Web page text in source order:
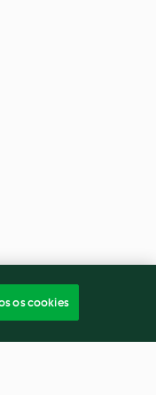
os cookies